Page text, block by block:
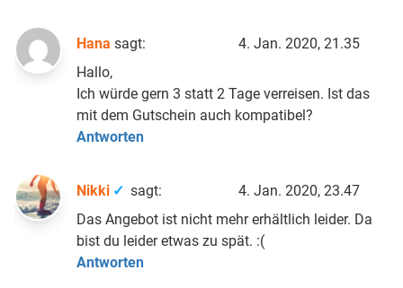
Hana sagt:
4. Jan. 2020, 21.35
Hallo,
Ich würde gern 3 statt 2 Tage verreisen. Ist das
mit dem Gutschein auch kompatibel?
Antworten
Nikki sagt:
4. Jan. 2020, 23.47
Das Angebot ist nicht mehr erhältlich leider. Da
bist du leider etwas zu spät. :(
Antworten